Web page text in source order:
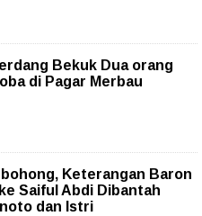
Bekuk Dua orang
di Pagar Merbau
Keterangan Baron
Saiful Abdi Dibantah
dan Istri